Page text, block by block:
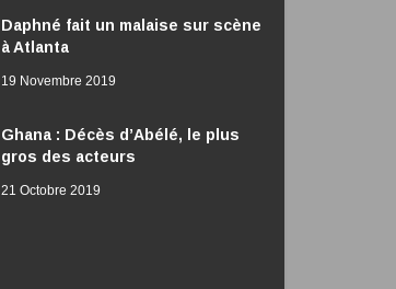
Daphné fait un malaise sur scène
à Atlanta
19 Novembre 2019
Ghana : Décès d’Abélé, le plus
gros des acteurs
21 Octobre 2019